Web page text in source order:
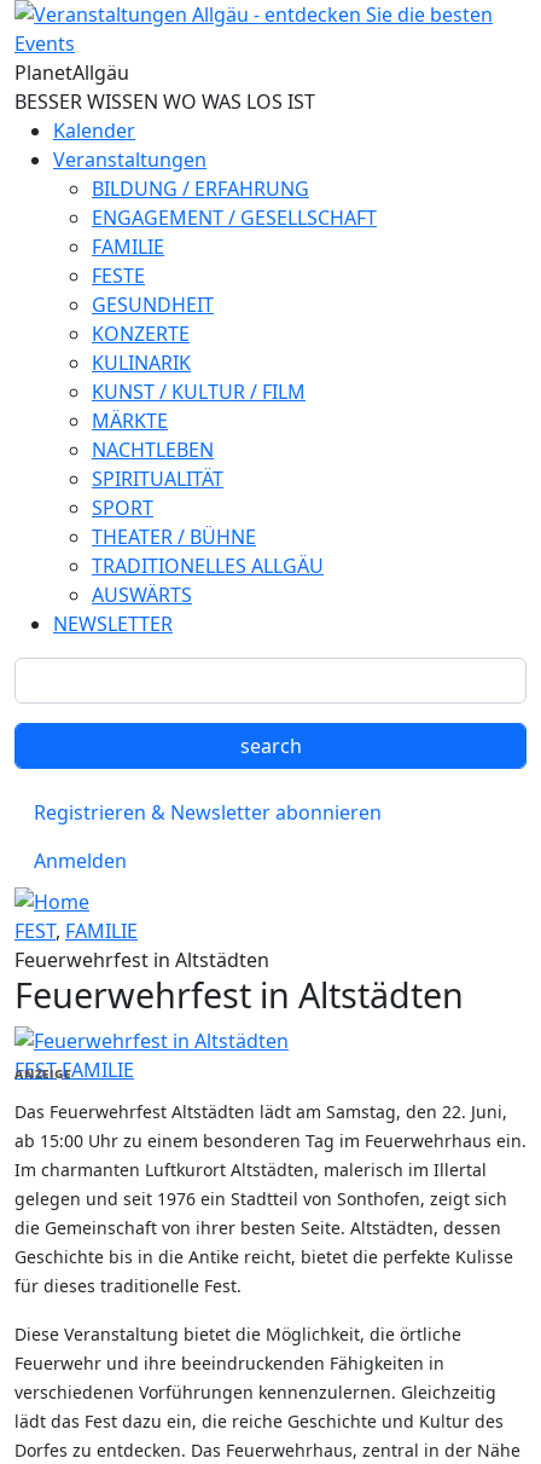
Direkt zum Inhalt
PlanetAllgäu
BESSER WISSEN WO WAS LOS IST
Kalender
Veranstaltungen
BILDUNG / ERFAHRUNG
ENGAGEMENT / GESELLSCHAFT
FAMILIE
FESTE
GESUNDHEIT
KONZERTE
KULINARIK
KUNST / KULTUR / FILM
MÄRKTE
NACHTLEBEN
SPIRITUALITÄT
SPORT
THEATER / BÜHNE
TRADITIONELLES ALLGÄU
AUSWÄRTS
NEWSLETTER
Registrieren & Newsletter abonnieren
Anmelden
FEST, FAMILIE
Feuerwehrfest in Altstädten
Feuerwehrfest in Altstädten
FESTFAMILIE
ANZEIGE
Das Feuerwehrfest Altstädten lädt am Samstag, den 22. Juni,
ab 15:00 Uhr zu einem besonderen Tag im Feuerwehrhaus ein.
Im charmanten Luftkurort Altstädten, malerisch im Illertal
gelegen und seit 1976 ein Stadtteil von Sonthofen, zeigt sich
die Gemeinschaft von ihrer besten Seite. Altstädten, dessen
Geschichte bis in die Antike reicht, bietet die perfekte Kulisse
für dieses traditionelle Fest.
Diese Veranstaltung bietet die Möglichkeit, die örtliche
Feuerwehr und ihre beeindruckenden Fähigkeiten in
verschiedenen Vorführungen kennenzulernen. Gleichzeitig
lädt das Fest dazu ein, die reiche Geschichte und Kultur des
Dorfes zu entdecken. Das Feuerwehrhaus, zentral in der Nähe